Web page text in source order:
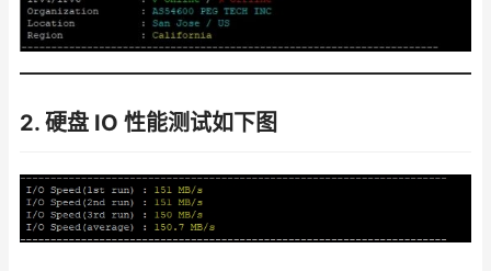
2. 硬盘 IO 性能测试如下图